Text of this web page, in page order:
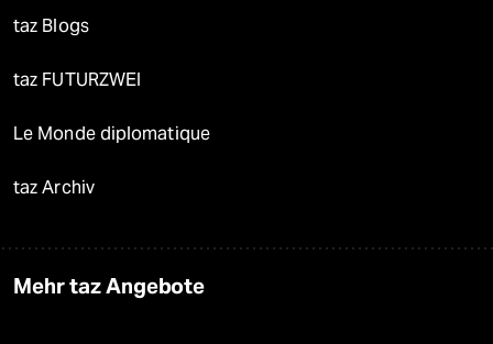
taz Blogs
taz FUTURZWEI
Le Monde diplomatique
taz Archiv
Mehr taz Angebote